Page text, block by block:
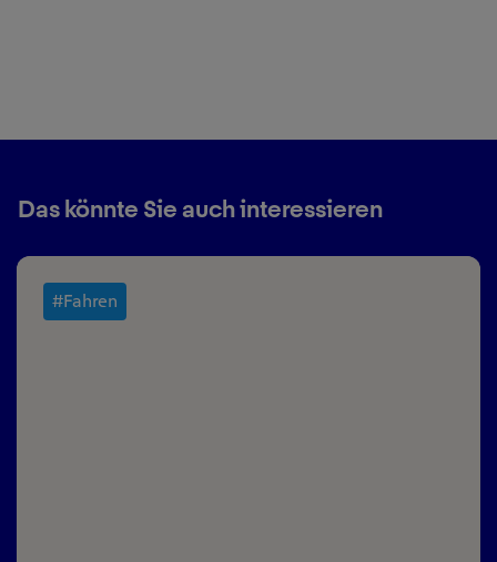
Das könnte Sie auch interessieren
#Fahren